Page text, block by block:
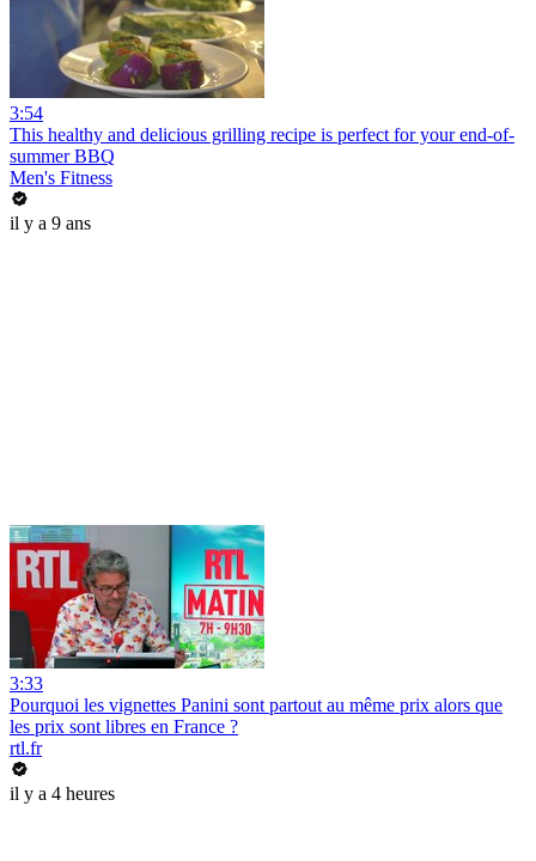
3:54
This healthy and delicious grilling recipe is perfect for your end-of-
summer BBQ
Men's Fitness
il y a 9 ans
3:33
Pourquoi les vignettes Panini sont partout au même prix alors que
les prix sont libres en France ?
rtl.fr
il y a 4 heures